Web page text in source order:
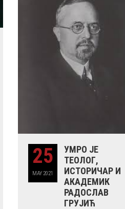
25
MAY 2021
УМРО ЈЕ
ТЕОЛОГ,
ИСТОРИЧАР И
АКАДЕМИК
РАДОСЛАВ
ГРУЈИЋ